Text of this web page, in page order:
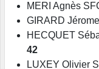
MERI Agnès
GIRARD
HECQUET
42
LUXEY Olivier